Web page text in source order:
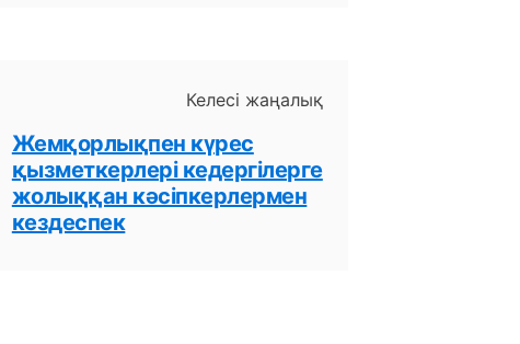
Келесі жаңалық
Жемқорлықпен күрес
қызметкерлері кедергілерге
жолыққан кәсіпкерлермен
кездеспек